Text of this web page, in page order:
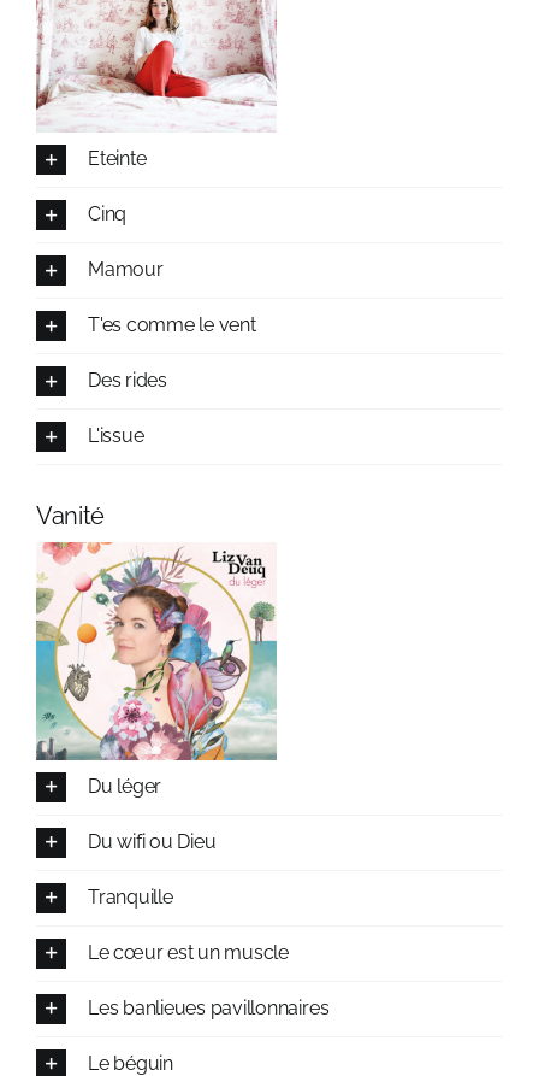
Eteinte
Cinq
Mamour
T'es comme le vent
Des rides
L'issue
Vanité
Du léger
Du wifi ou Dieu
Tranquille
Le cœur est un muscle
Les banlieues pavillonnaires
Le béguin